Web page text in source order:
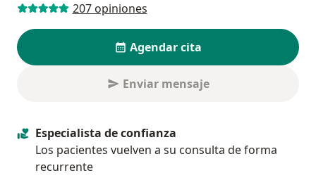
207 opiniones
Agendar cita
Enviar mensaje
Especialista de confianza
Los pacientes vuelven a su consulta de forma
recurrente